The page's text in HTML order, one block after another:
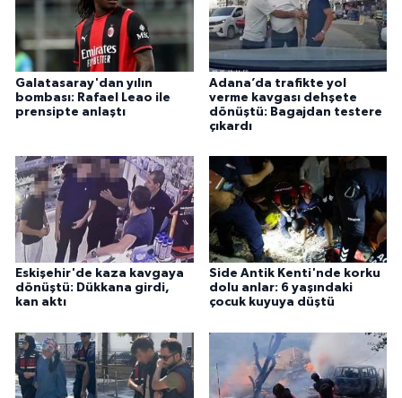
Galatasaray'dan yılın
bombası: Rafael Leao ile
prensipte anlaştı
Adana’da trafikte yol
verme kavgası dehşete
dönüştü: Bagajdan testere
çıkardı
Eskişehir'de kaza kavgaya
dönüştü: Dükkana girdi,
kan aktı
Side Antik Kenti'nde korku
dolu anlar: 6 yaşındaki
çocuk kuyuya düştü